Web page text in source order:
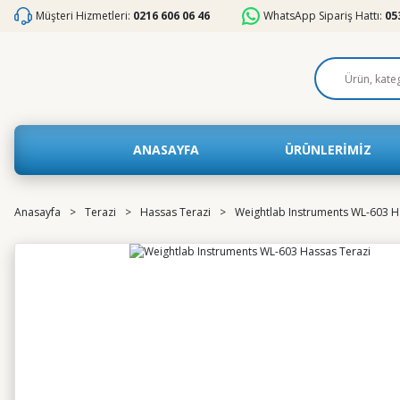
Müşteri Hizmetleri: 0216 606 06 46 WhatsApp Sipariş Hattı:
ANASAYFA ÜRÜNLERİMİZ
Anasayfa Terazi Hassas Terazi Weightlab Instruments WL-603